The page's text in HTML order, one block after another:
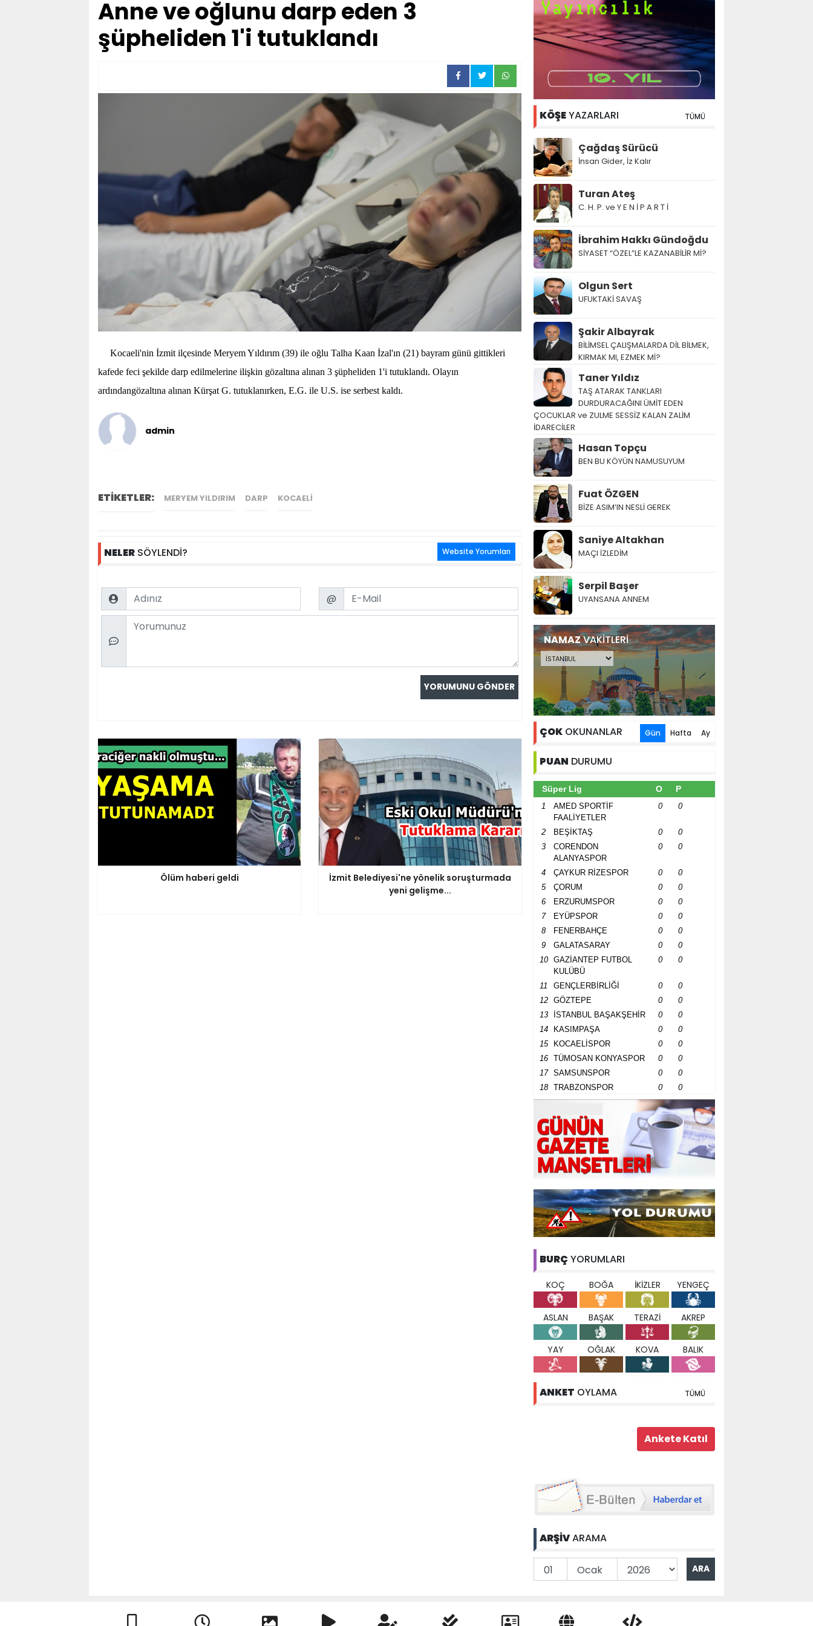
Anne ve oğlunu darp eden 3
şüpheliden 1'i tutuklandı
Kocaeli'nin İzmit ilçesinde Meryem Yıldırım (39) ile oğlu Talha Kaan İzal'ın (21) bayram günü gittikleri
kafede feci şekilde darp edilmelerine ilişkin gözaltına alınan 3 şüpheliden 1'i tutuklandı. Olayın
ardındangözaltına alınan Kürşat G. tutuklanırken, E.G. ile U.S. ise serbest kaldı.
admin
ETİKETLER: MERYEM YILDIRIM DARP KOCAELI
NELER SÖYLENDİ? Website Yorumları
Name Email
@
Comment
Ölüm haberi geldi
İzmit Belediyesi'ne yönelik soruşturmada
yeni gelişme...
KÖŞEYAZARLARI TÜMÜ
Çağdaş Sürücü
İnsan Gider, İz Kalır
Turan Ateş
C. H. P. ve Y E N İ P A R T İ
İbrahim Hakkı Gündoğdu
SİYASET “ÖZEL”LE KAZANABİLİR Mİ?
Olgun Sert
UFUKTAKİ SAVAŞ
Şakir Albayrak
BİLİMSEL ÇALIŞMALARDA DİL BİLMEK,
KIRMAK MI, EZMEK Mİ?
Taner Yıldız
TAŞ ATARAK TANKLARI
DURDURACAĞINI ÜMİT EDEN
ÇOCUKLAR ve ZULME SESSİZ KALAN ZALİM
İDARECİLER
Hasan Topçu
BEN BU KÖYÜN NAMUSUYUM
Fuat ÖZGEN
BİZE ASIM’IN NESLİ GEREK
Saniye Altakhan
MAÇI İZLEDİM
Serpil Başer
UYANSANA ANNEM
NAMAZVAKİTLERİ
ÇOK OKUNANLAR Gün Hafta Ay
PUAN DURUMU
Süper Lig O P
1
AMED SPORTİF
FAALİYETLER
0 0
2 BEŞİKTAŞ 0
0
3
CORENDON
ALANYASPOR
0 0
4 ÇAYKUR RİZESPOR 0
0
5
ÇORUM 0
0
6
ERZURUMSPOR 0
0
7
EYÜPSPOR 0
0
8
FENERBAHÇE 0
0
9
GALATASARAY 0
0
10
GAZİANTEP FUTBOL
KULÜBÜ
0 0
11 GENÇLERBİRLİĞİ 0
0
12
GÖZTEPE 0
0
13
İSTANBUL BAŞAKŞEHİR 0
0
14
KASIMPAŞA 0
0
15
KOCAELİSPOR 0
0
16
TÜMOSAN KONYASPOR 0
0
17
SAMSUNSPOR 0
0
18
TRABZONSPOR 0 0
BURÇ YORUMLARI
KOÇ BOĞA İKİZLER YENGEÇ
ASLAN BAŞAK TERAZİ AKREP
YAY OĞLAK KOVA BALIK
ANKET OYLAMA TÜMÜ
ARŞİVARAMA